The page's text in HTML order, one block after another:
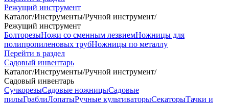
Режущий инструмент
Каталог/Инструменты/Ручной инструмент/
Режущий инструмент
БолторезыНожи со сменным лезвиемНожницы для
полипропиленовых трубНожницы по металлу
Перейти в раздел
Садовый инвентарь
Каталог/Инструменты/Ручной инструмент/
Садовый инвентарь
СучкорезыСадовые ножницыСадовые
пилыГраблиЛопатыРучные культиваторыСекаторыТачки и